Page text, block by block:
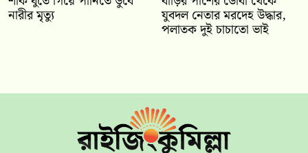
নারীর মৃত্যু যুবদল নেতার মরদেহ উদ্ধার,
পলাতক দুই চাচাতো ভাই